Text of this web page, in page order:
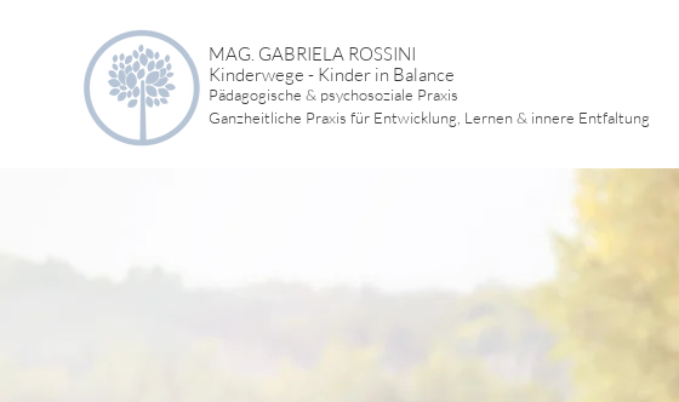
MAG. GABRIELA ROSSINI
Kinderwege - Kinder in Balance
Pädagogische & psychosoziale Praxis
Ganzheitliche Praxis für Entwicklung, Lernen & innere Entfaltung